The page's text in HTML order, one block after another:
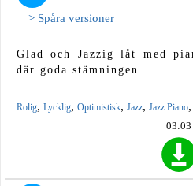
> Spåra versioner
Glad och Jazzig låt med
där goda stämningen.
Rolig, Lycklig, Optimistisk, Jazz, Jazz Piano,
03:03